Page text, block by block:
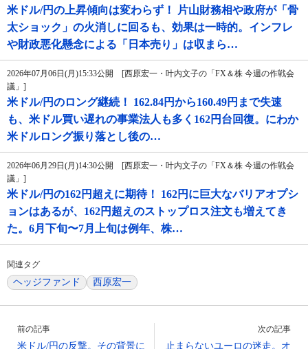
米ドル/円の上昇傾向は変わらず！ 片山財務相や政府が「骨
太ショック」の火消しに回るも、効果は一時的。インフレ
や財政悪化懸念による「日本売り」は収まら…
2026年07月06日(月)15:33公開 [西原宏一・叶内文子の「FX＆株 今週の作戦会
議」]
米ドル/円のロング継続！ 162.84円から160.49円まで失速
も、米ドル買い遅れの事業法人も多く162円台回復。にわか
米ドルロング振り落とし後の…
2026年06月29日(月)14:30公開 [西原宏一・叶内文子の「FX＆株 今週の作戦会
議」]
米ドル/円の162円超えに期待！ 162円に巨大なバリアオプシ
ョンはあるが、162円超えのストップロス注文も増えてき
た。6月下旬〜7月上旬は例年、株…
関連タグ
ヘッジファンド 西原宏一
前の記事
米ドル/円の反撃。その背景に
次の記事
止まらないユーロの迷走。オ